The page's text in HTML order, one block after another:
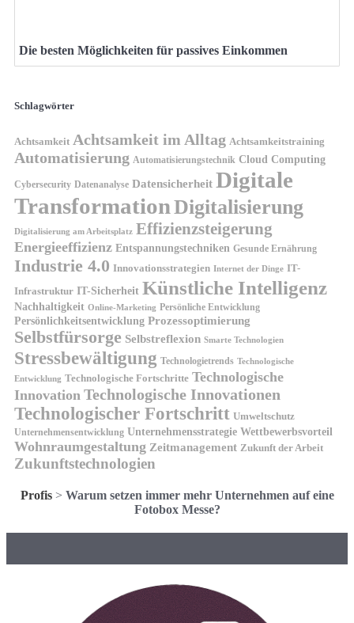
Die besten Möglichkeiten für passives Einkommen
Schlagwörter
Achtsamkeit Achtsamkeit im Alltag Achtsamkeitstraining
Automatisierung Automatisierungstechnik Cloud Computing
Cybersecurity Datenanalyse Datensicherheit Digitale
TransformationDigitalisierung
Digitalisierung am Arbeitsplatz Effizienzsteigerung
Energieeffizienz Entspannungstechniken Gesunde Ernährung
Industrie 4.0 Innovationsstrategien Internet der Dinge IT-
Infrastruktur IT-Sicherheit Künstliche Intelligenz
Nachhaltigkeit Online-Marketing Persönliche Entwicklung
Persönlichkeitsentwicklung Prozessoptimierung
Selbstfürsorge Selbstreflexion Smarte Technologien
Stressbewältigung Technologietrends Technologische
Entwicklung Technologische Fortschritte Technologische
Innovation Technologische Innovationen
Technologischer Fortschritt Umweltschutz
Unternehmensentwicklung Unternehmensstrategie Wettbewerbsvorteil
Wohnraumgestaltung Zeitmanagement Zukunft der Arbeit
Zukunftstechnologien
Profis> Warum setzen immer mehr Unternehmen auf eine
Fotobox Messe?